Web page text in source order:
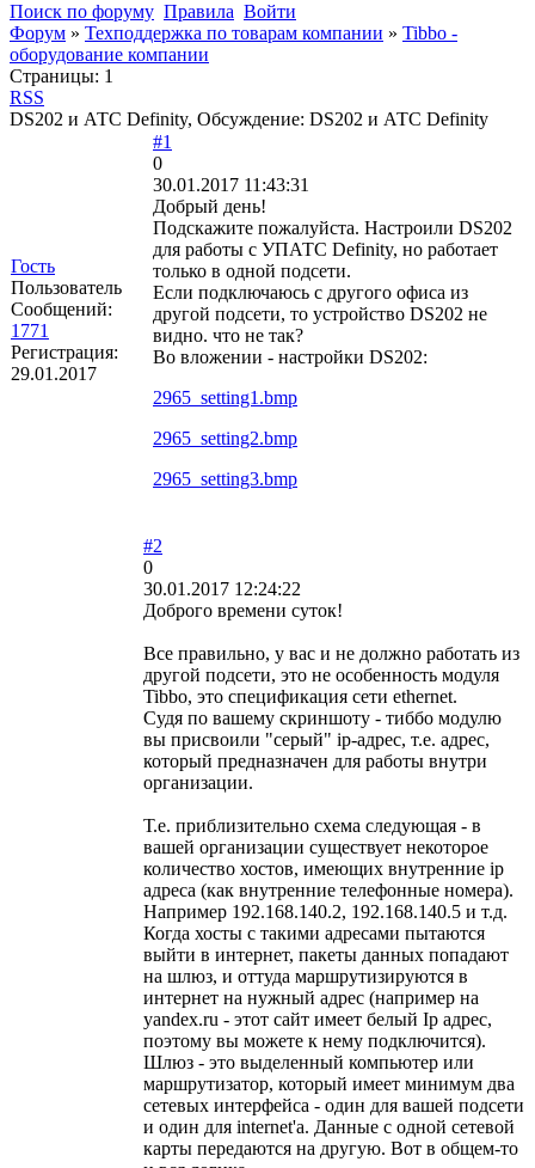
Поиск по форуму Правила Войти
Форум » Техподдержка по товарам компании » Tibbo -
оборудование компании
Страницы: 1
RSS
DS202 и АТС Definity, Обсуждение: DS202 и АТС Definity
Гость
Пользователь
Сообщений:
1771
Регистрация:
29.01.2017
#1
0
30.01.2017 11:43:31
Добрый день!
Подскажите пожалуйста. Настроили DS202
для работы с УПАТС Definity, но работает
только в одной подсети.
Если подключаюсь с другого офиса из
другой подсети, то устройство DS202 не
видно. что не так?
Во вложении - настройки DS202:
2965_setting1.bmp
2965_setting2.bmp
2965_setting3.bmp
#2
0
30.01.2017 12:24:22
Доброго времени суток!
Все правильно, у вас и не должно работать из
другой подсети, это не особенность модуля
Tibbo, это спецификация сети ethernet.
Судя по вашему скриншоту - тиббо модулю
вы присвоили "серый" ip-адрес, т.е. адрес,
который предназначен для работы внутри
организации.
Т.е. приблизительно схема следующая - в
вашей организации существует некоторое
количество хостов, имеющих внутренние ip
адреса (как внутренние телефонные номера).
Например 192.168.140.2, 192.168.140.5 и т.д.
Когда хосты с такими адресами пытаются
выйти в интернет, пакеты данных попадают
на шлюз, и оттуда маршрутизируются в
интернет на нужный адрес (например на
yandex.ru - этот сайт имеет белый Ip адрес,
поэтому вы можете к нему подключится).
Шлюз - это выделенный компьютер или
маршрутизатор, который имеет минимум два
сетевых интерфейса - один для вашей подсети
и один для internet'а. Данные с одной сетевой
карты передаются на другую. Вот в общем-то